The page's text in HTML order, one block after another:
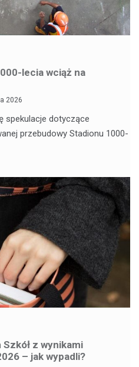
lecia wciąż na
2026
spekulacje dotyczące
przebudowy Stadionu 1000-
z wynikami
– jak wypadli?